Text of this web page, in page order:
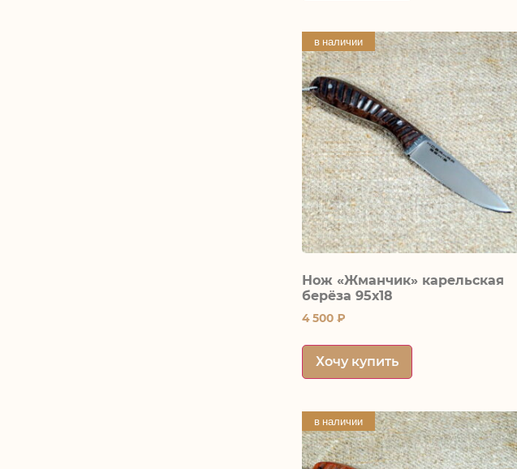
в наличии
Нож «Жманчик» карельская
берёза 95х18
4 500 ₽
Хочу купить
в наличии